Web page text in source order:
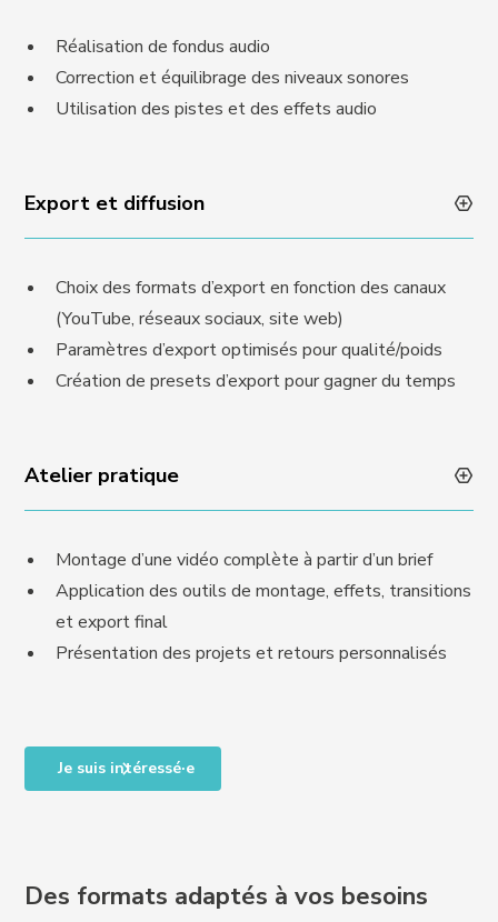
Réalisation de fondus audio
Correction et équilibrage des niveaux sonores
Utilisation des pistes et des effets audio
Export et diffusion
Choix des formats d’export en fonction des canaux
(YouTube, réseaux sociaux, site web)
Paramètres d’export optimisés pour qualité/poids
Création de presets d’export pour gagner du temps
Atelier pratique
Montage d’une vidéo complète à partir d’un brief
Application des outils de montage, effets, transitions
et export final
Présentation des projets et retours personnalisés
Je suis intéressé·e
Des formats adaptés à vos besoins